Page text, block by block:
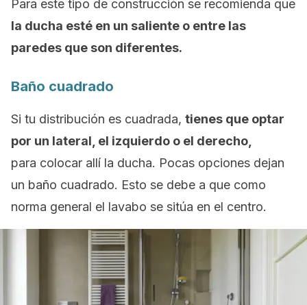
Para este tipo de construcción se recomienda que
la ducha esté en un saliente o entre las
paredes que son diferentes.
Baño cuadrado
Si tu distribución es cuadrada, tienes que optar
por un lateral, el izquierdo o el derecho,
para colocar allí la ducha. Pocas opciones dejan
un baño cuadrado. Esto se debe a que como
norma general el lavabo se sitúa en el centro.